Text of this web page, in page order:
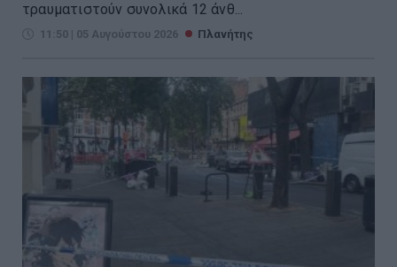
τραυματιστούν συνολικά 12 άνθ...
11:50 | 05 Αυγούστου 2026 Πλανήτης